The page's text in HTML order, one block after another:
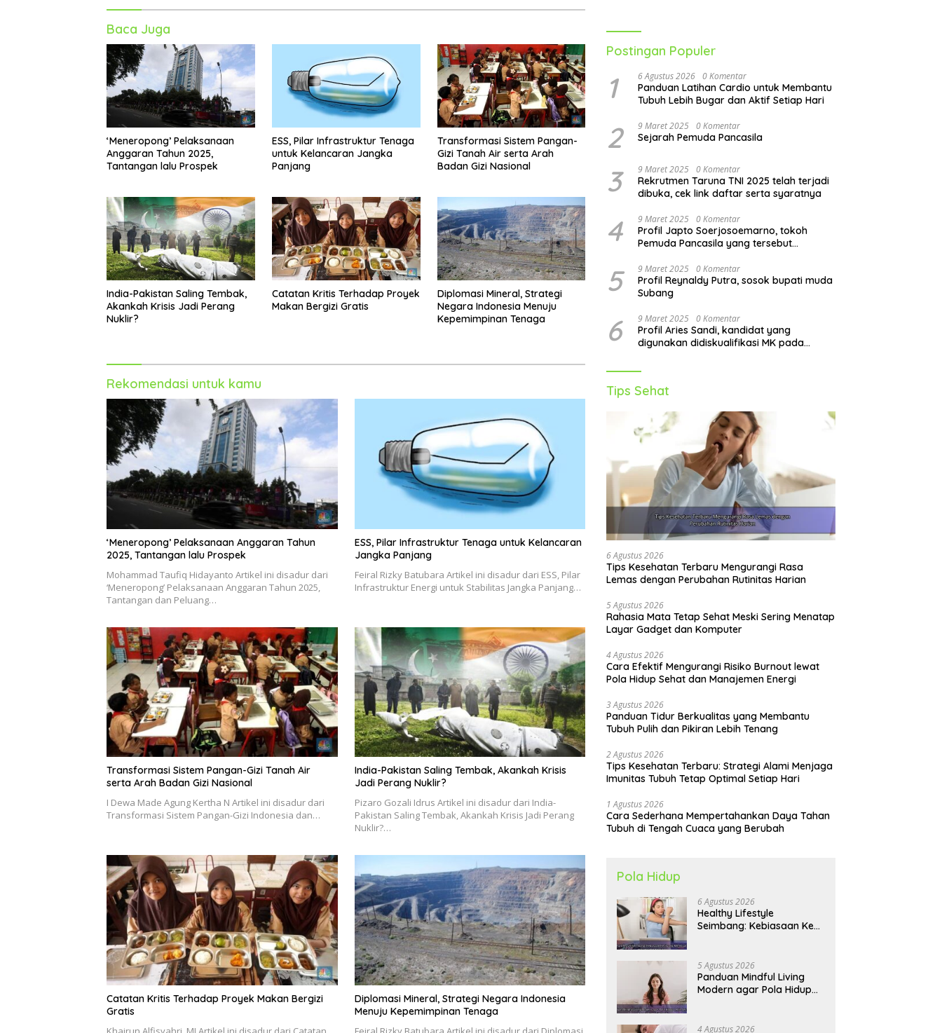
Baca Juga
‘Meneropong’ Pelaksanaan
Anggaran Tahun 2025,
Tantangan lalu Prospek
ESS, Pilar Infrastruktur Tenaga
untuk Kelancaran Jangka
Panjang
Transformasi Sistem Pangan-
Gizi Tanah Air serta Arah
Badan Gizi Nasional
India-Pakistan Saling Tembak,
Akankah Krisis Jadi Perang
Nuklir?
Catatan Kritis Terhadap Proyek
Makan Bergizi Gratis
Diplomasi Mineral, Strategi
Negara Indonesia Menuju
Kepemimpinan Tenaga
Rekomendasi untuk kamu
‘Meneropong’ Pelaksanaan Anggaran Tahun
2025, Tantangan lalu Prospek
Mohammad Taufiq Hidayanto Artikel ini disadur dari
‘Meneropong’ Pelaksanaan Anggaran Tahun 2025,
Tantangan dan Peluang…
ESS, Pilar Infrastruktur Tenaga untuk Kelancaran
Jangka Panjang
Feiral Rizky Batubara Artikel ini disadur dari ESS, Pilar
Infrastruktur Energi untuk Stabilitas Jangka Panjang…
Transformasi Sistem Pangan-Gizi Tanah Air
serta Arah Badan Gizi Nasional
I Dewa Made Agung Kertha N Artikel ini disadur dari
Transformasi Sistem Pangan-Gizi Indonesia dan…
India-Pakistan Saling Tembak, Akankah Krisis
Jadi Perang Nuklir?
Pizaro Gozali Idrus Artikel ini disadur dari India-
Pakistan Saling Tembak, Akankah Krisis Jadi Perang
Nuklir?…
Catatan Kritis Terhadap Proyek Makan Bergizi
Gratis
Diplomasi Mineral, Strategi Negara Indonesia
Menuju Kepemimpinan Tenaga
Postingan Populer
1 6 Agustus 2026 0 Komentar
Panduan Latihan Cardio untuk Membantu
Tubuh Lebih Bugar dan Aktif Setiap Hari
2 9 Maret 2025 0 Komentar
Sejarah Pemuda Pancasila
3 9 Maret 2025 0 Komentar
Rekrutmen Taruna TNI 2025 telah terjadi
dibuka, cek link daftar serta syaratnya
4 9 Maret 2025 0 Komentar
Profil Japto Soerjosoemarno, tokoh
Pemuda Pancasila yang tersebut
5 9 Maret 2025 0 Komentar
Profil Reynaldy Putra, sosok bupati muda
Subang
6 9 Maret 2025 0 Komentar
Profil Aries Sandi, kandidat yang
digunakan didiskualifikasi MK pada
Tips Sehat
6 Agustus 2026
Tips Kesehatan Terbaru Mengurangi Rasa
Lemas dengan Perubahan Rutinitas Harian
5 Agustus 2026
Rahasia Mata Tetap Sehat Meski Sering Menatap
Layar Gadget dan Komputer
4 Agustus 2026
Cara Efektif Mengurangi Risiko Burnout lewat
Pola Hidup Sehat dan Manajemen Energi
3 Agustus 2026
Panduan Tidur Berkualitas yang Membantu
Tubuh Pulih dan Pikiran Lebih Tenang
2 Agustus 2026
Tips Kesehatan Terbaru: Strategi Alami Menjaga
Imunitas Tubuh Tetap Optimal Setiap Hari
1 Agustus 2026
Cara Sederhana Mempertahankan Daya Tahan
Tubuh di Tengah Cuaca yang Berubah
Pola Hidup
6 Agustus 2026
Healthy Lifestyle
Seimbang: Kebiasaan Kecil
5 Agustus 2026
Panduan Mindful Living
Modern agar Pola Hidup
4 Agustus 2026